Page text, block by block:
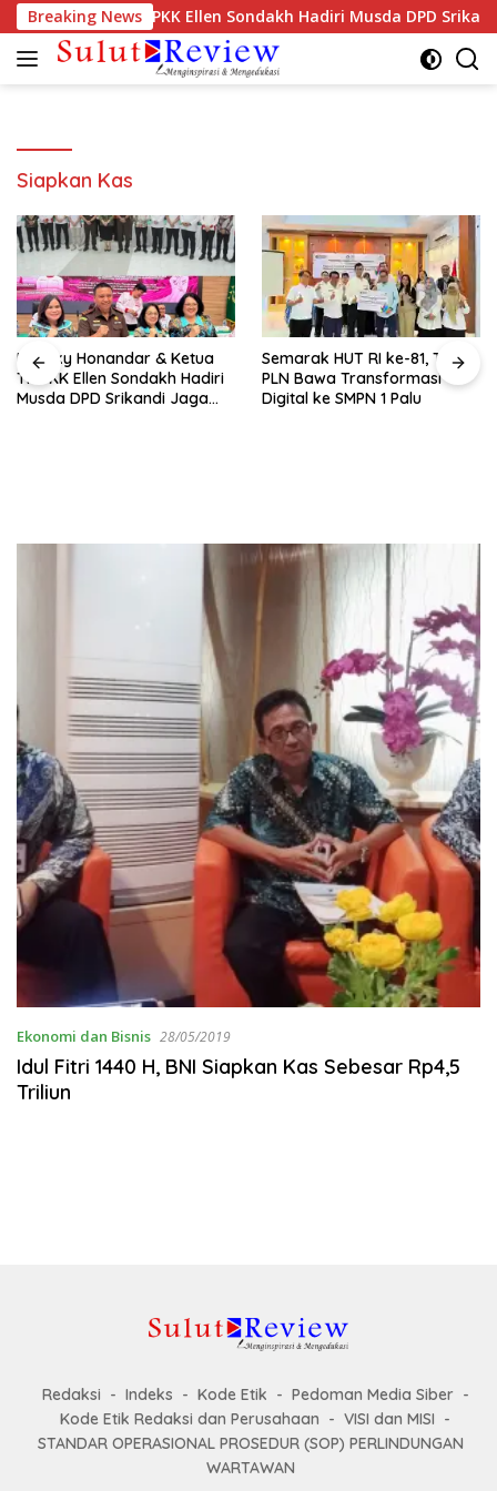
Langsung
ke
konten
Breaking News
& Ketua TP PKK Ellen Sondakh Hadiri Musda DPD Srikandi
Siapkan Kas
Hengky Honandar & Ketua
TP PKK Ellen Sondakh Hadiri
Musda DPD Srikandi Jaga
Semarak HUT RI ke-81, TJSL
PLN Bawa Transformasi
Digital ke SMPN 1 Palu
Ekonomi dan Bisnis 28/05/2019
Idul Fitri 1440 H, BNI Siapkan Kas Sebesar Rp4,5
Triliun
Redaksi Indeks Kode Etik
Pedoman Media Siber
Kode Etik Redaksi dan Perusahaan
VISI dan MISI
STANDAR OPERASIONAL PROSEDUR (SOP) PERLINDUNGAN
WARTAWAN